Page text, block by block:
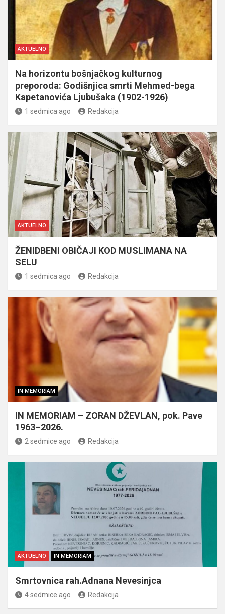
AKTUELNO
Na horizontu bošnjačkog kulturnog
preporoda: Godišnjica smrti Mehmed-bega
Kapetanovića Ljubušaka (1902-1926)
1 sedmica ago Redakcija
AKTUELNO
ŽENIDBENI OBIČAJI KOD MUSLIMANA NA
SELU
1 sedmica ago Redakcija
IN MEMORIAM
IN MEMORIAM – ZORAN DŽEVLAN, pok. Pave
1963–2026.
2 sedmice ago Redakcija
AKTUELNO IN MEMORIAM
Smrtovnica rah.Adnana Nevesinjca
4 sedmice ago Redakcija